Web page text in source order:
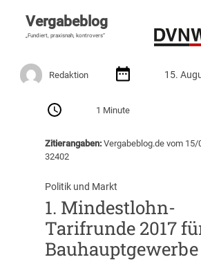
Vergabeblog
„Fundiert, praxisnah, kontrovers“
Redaktion 15.
1 Minute
Zitierangaben:Vergabeblog.de vom 15/
32402
Politik und Markt
1. Mindestlohn-
Tarifrunde 2017
Bauhauptgewerbe